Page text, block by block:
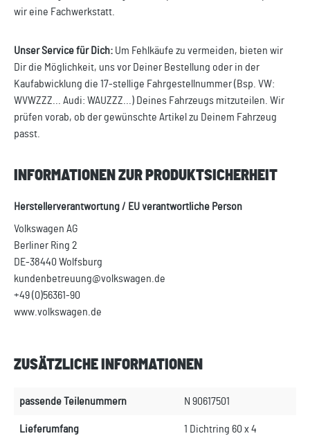
wir eine Fachwerkstatt.
Unser Service für Dich: Um Fehlkäufe zu vermeiden, bieten wir
Dir die Möglichkeit, uns vor Deiner Bestellung oder in der
Kaufabwicklung die 17-stellige Fahrgestellnummer (Bsp. VW:
WVWZZZ... Audi: WAUZZZ...) Deines Fahrzeugs mitzuteilen. Wir
prüfen vorab, ob der gewünschte Artikel zu Deinem Fahrzeug
passt.
INFORMATIONEN ZUR PRODUKTSICHERHEIT
Herstellerverantwortung / EU verantwortliche Person
Volkswagen AG
Berliner Ring 2
DE-38440 Wolfsburg
kundenbetreuung@volkswagen.de
+49 (0)56361-90
www.volkswagen.de
ZUSÄTZLICHE INFORMATIONEN
passende Teilenummern N 90617501
Lieferumfang 1 Dichtring 60 x 4